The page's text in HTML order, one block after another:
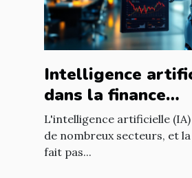
Intelligence
dans la finance
opportunités de
croissance et
réglementation
L'intelligence artificielle
de nombreux secteurs, et
fait pas...